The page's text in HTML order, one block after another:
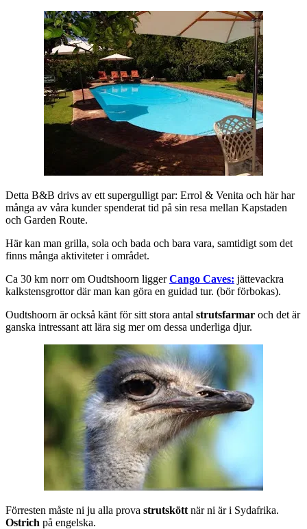
Detta B&B drivs av ett supergulligt par: Errol & Venita och här har
många av våra kunder spenderat tid på sin resa mellan Kapstaden
och Garden Route.
Här kan man grilla, sola och bada och bara vara, samtidigt som det
finns många aktiviteter i området.
Ca 30 km norr om Oudtshoorn liggerCango Caves: jättevackra
kalkstensgrottor där man kan göra en guidad tur. (bör förbokas).
Oudtshoorn är också känt för sitt stora antal strutsfarmar och det är
ganska intressant att lära sig mer om dessa underliga djur.
Förresten måste ni ju alla prova strutskött när ni är i Sydafrika.
Ostrich på engelska.